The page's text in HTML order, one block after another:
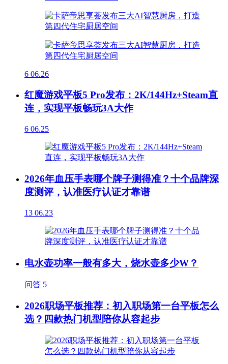
6 06.26
红魔游戏平板5 Pro发布：2K/144Hz+Steam直
连，实现平板畅玩3A大作
6 06.25
2026年血压手表哪个牌子测得准？十个品牌深
度测评，认准医疗认证才靠谱
13 06.23
电水壶功率一般有多大，烧水壶多少W？
问答 5
2026职场平板推荐：初入职场第一台平板怎么
选？四款热门机型陪你从容起步